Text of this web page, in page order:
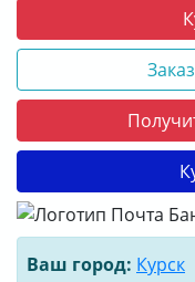
Ваш город: Курск